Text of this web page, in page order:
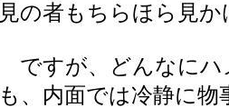
見の者もちらほら見
ですが、どんなにハ
も、内面では冷静に